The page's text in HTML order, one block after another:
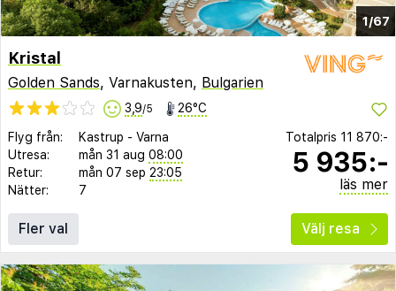
1/67
Kristal
Golden Sands, Varnakusten, Bulgarien
3,9/5 26°C
Flyg från: Kastrup - Varna
Utresa:
mån 31 aug 08:00
Retur:
mån 07 sep 23:05
Nätter:
7
Totalpris 11 870:-
5 935:-
läs mer
Fler val Välj resa